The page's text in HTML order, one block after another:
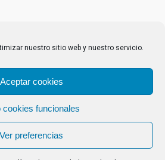
nuestro sitio web y nuestro servicio.
Aceptar cookies
cookies funcionales
Ver preferencias
del Hidrógeno -